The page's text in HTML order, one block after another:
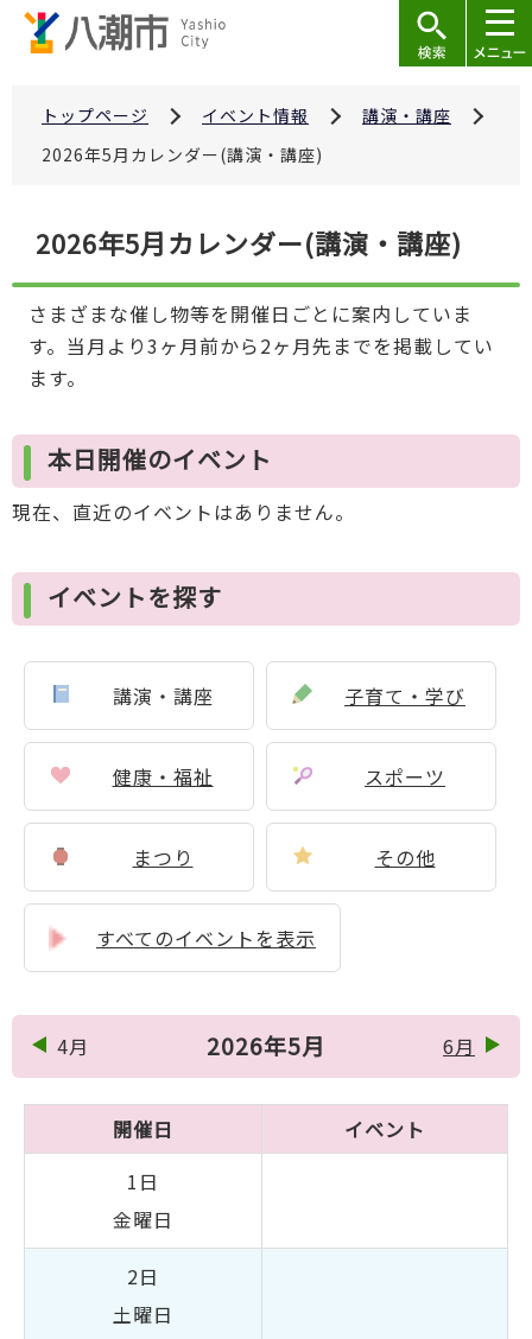
トップページ イベント情報
講演・講座
2026年5月カレンダー(講演・講座)
こ
こ
か
2026年5月カレンダー(講演・講座)
さまざまな催し物等を開催日ごとに案内していま
す。当月より3ヶ月前から2ヶ月先までを掲載してい
ます。
本日開催のイベント
現在、直近のイベントはありません。
イベントを探す
講演・講座 子育て・学び
健康・福祉 スポーツ
まつり その他
すべてのイベントを表示
2026年5月
4月 6月
開催日
イベント
1日
金曜日
2日
土曜日